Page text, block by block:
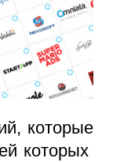
которые
которых